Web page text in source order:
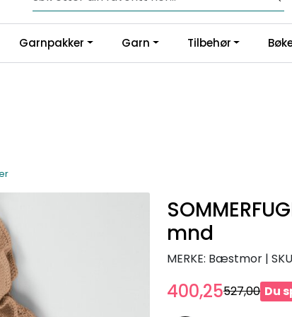
Fri frakt fra kr 1200,-
Garnpakker Garn Tilbehør
mnd
MERKE: Bæstmor |
400,25527,00 Du